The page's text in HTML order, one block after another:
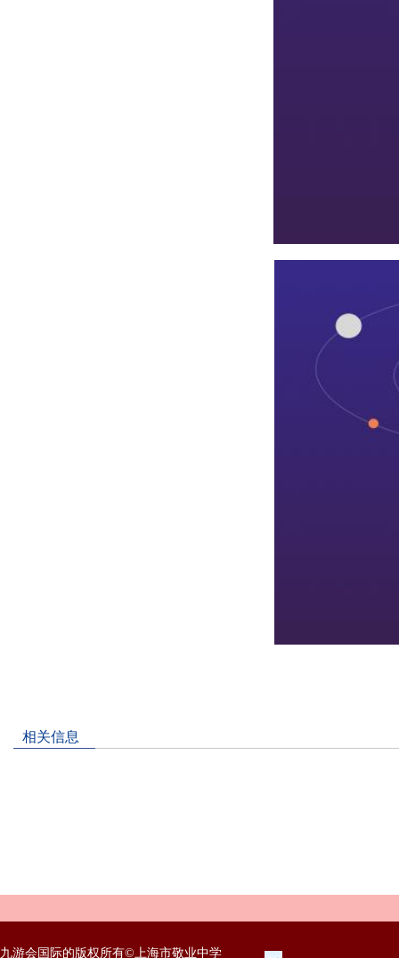
相关信息
九游会国际的版权所有©上海市敬业中学